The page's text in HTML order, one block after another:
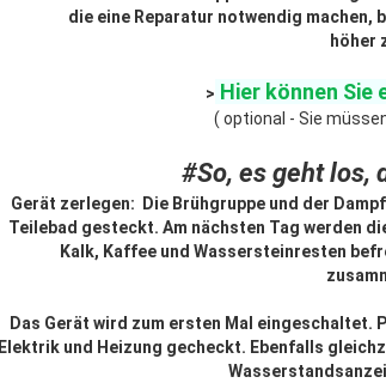
die eine Reparatur notwendig machen,
höher
> Hier können Sie
( optional - Sie
#So, es geht los,
Gerät zerlegen: Die Brühgruppe und der
Teilebad gesteckt. Am nächsten Tag werden
Kalk, Kaffee und Wassersteinresten
Das Gerät wird zum ersten Mal eingeschaltet.
Elektrik und Heizung gecheckt. Ebenfalls